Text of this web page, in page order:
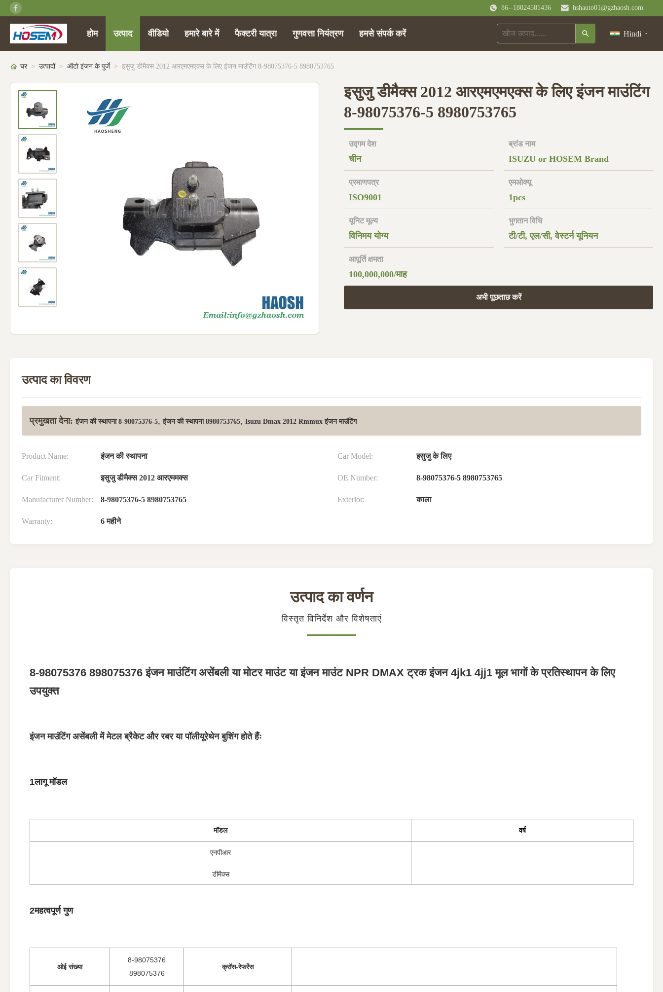
86--18024581436 hshauto01@gzhaosh.com
होम उत्पाद वीडियो हमारे बारे में फैक्टरी यात्रा गुणवत्ता नियंत्रण हमसे संपर्क करें Hindi
घर > उत्पादों > ऑटो इंजन के पुर्जे > इसुजु डीमैक्स 2012 आरएमएमएक्स के लिए इंजन माउंटिंग 8-98075376-5 8980753765
इसुजु डीमैक्स 2012 आरएमएमएक्स के लिए इंजन माउंटिंग
8-98075376-5 8980753765
उद्गम देश
चीन
ब्रांड नाम
ISUZU or HOSEM Brand
प्रमाणपत्र
ISO9001
एमओक्यू
1pcs
यूनिट मूल्य
विनिमय योग्य
भुगतान विधि
टी/टी, एल/सी, वेस्टर्न यूनियन
आपूर्ति क्षमता
100,000,000/माह
अभी पूछताछ करें
उत्पाद का विवरण
प्रमुखता देना: इंजन की स्थापना 8-98075376-5,इंजन की स्थापना 8980753765, Isuzu Dmax 2012 Rmmux इंजन माउंटिंग
Product Name: इंजन की स्थापना Car Model: इसुजु के लिए
Car Fitment: इसुजु डीमैक्स 2012 आरएममक्स OE Number: 8-98075376-5 8980753765
Manufacturer Number: 8-98075376-5 8980753765 Exterior: काला
Warranty: 6 महीने
उत्पाद का वर्णन
विस्तृत विनिर्देश और विशेषताएं
8-98075376 898075376 इंजन माउंटिंग असेंबली या मोटर माउंट या इंजन माउंट NPR DMAX ट्रक इंजन 4jk1 4jj1 मूल भागों के प्रतिस्थापन के लिए
उपयुक्त
इंजन माउंटिंग असेंबली में मेटल ब्रैकेट और रबर या पॉलीयूरेथेन बुशिंग होते हैंः
1लागू मॉडल
मॉडल वर्ष
एनपीआर
डीमैक्स
2महत्वपूर्ण गुण
ओई संख्या
8-98075376
898075376
क्रॉस-रेफरेंस